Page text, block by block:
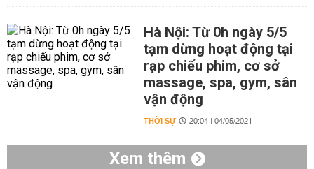
Hà Nội: Từ 0h ngày 5/5
tạm dừng hoạt động tại
rạp chiếu phim, cơ sở
massage, spa, gym, sân
vận động
THỜI SỰ 20:04 | 04/05/2021
Xem thêm